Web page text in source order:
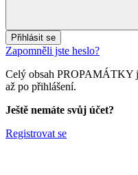
Přihlásit se
Zapomněli jste heslo?
Celý obsah PROPAMÁTKY
až po přihlášení.
Ještě nemáte svůj účet?
Registrovat se